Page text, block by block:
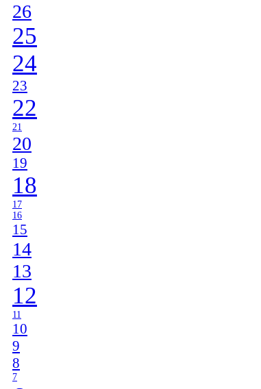
26
25
24
23
22
21
20
19
18
17
16
15
14
13
12
11
10
9
8
7